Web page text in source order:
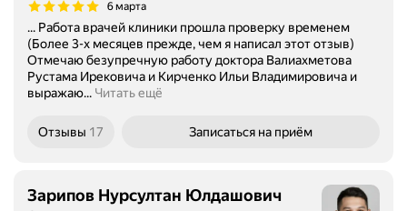
6 марта
... Работа врачей клиники прошла проверку временем
(Более 3-х месяцев прежде, чем я написал этот отзыв)
Отмечаю безупречную работу доктора Валиахметова
Рустама Ирековича и Кирченко Ильи Владимировича и
выражаю... Читать ещё
Отзывы 17 Записаться на приём
Зарипов Нурсултан Юлдашович